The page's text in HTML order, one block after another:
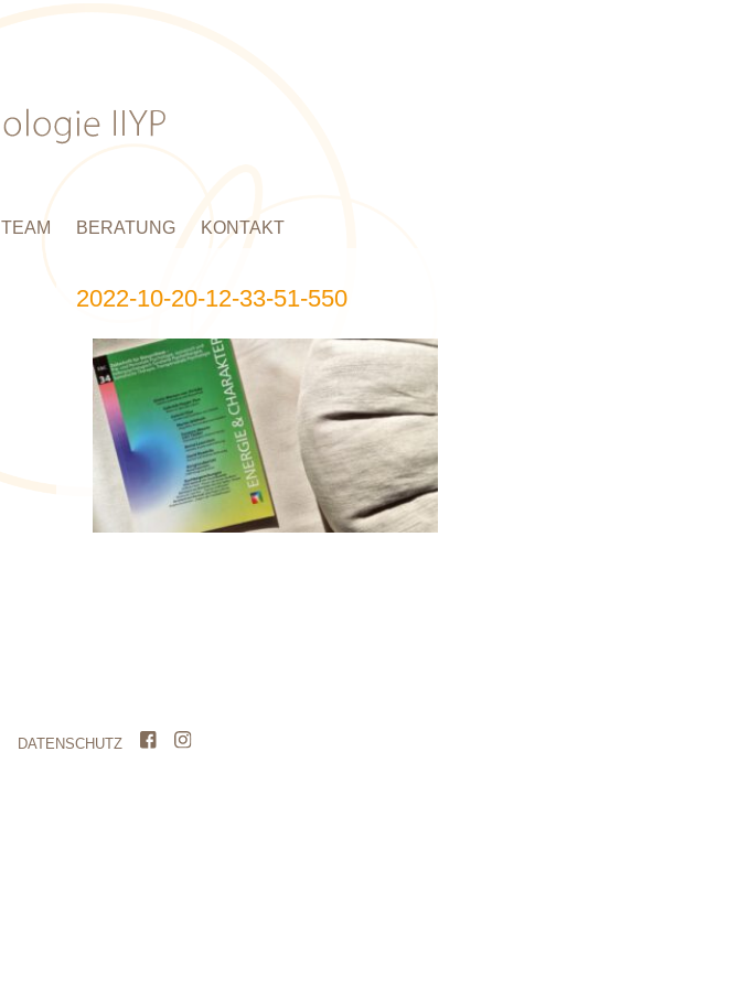
TEAM BERATUNG KONTAKT
2022-10-20-12-33-51-550
DATENSCHUTZ